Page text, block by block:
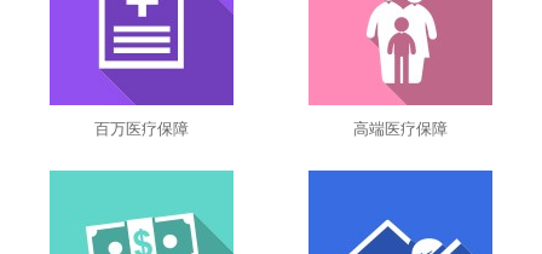
百万医疗保障 高端医疗保障